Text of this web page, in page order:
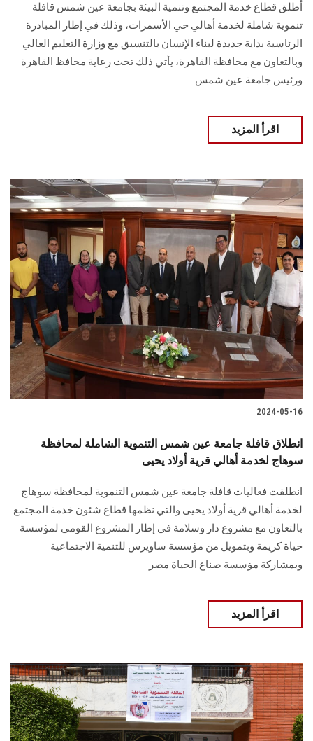
أطلق قطاع خدمة المجتمع وتنمية البيئة بجامعة عين شمس قافلة
تنموية شاملة لخدمة أهالي حي ‏الأسمرات، وذلك في إطار المبادرة
الرئاسية بداية جديدة لبناء الإنسان بالتنسيق مع وزارة التعليم ‏العالي
وبالتعاون مع محافظة القاهرة‎، يأتي ذلك تحت رعاية محافظ القاهرة
ورئيس جامعة عين شمس
اقرأ المزيد
2024-05-16
انطلاق قافلة جامعة عين شمس التنموية الشاملة لمحافظة
سوهاج لخدمة أهالي قرية أولاد يحيى
انطلقت فعاليات قافلة جامعة عين شمس التنموية لمحافظة سوهاج
لخدمة أهالي قرية ‏أولاد يحيى والتي نظمها قطاع شئون خدمة المجتمع
بالتعاون مع مشروع دار ‏وسلامة في إطار المشروع القومي لمؤسسة
حياة كريمة وبتمويل من مؤسسة ساويرس للتنمية ‏الاجتماعية
وبمشاركة مؤسسة صناع الحياة مصر
اقرأ المزيد